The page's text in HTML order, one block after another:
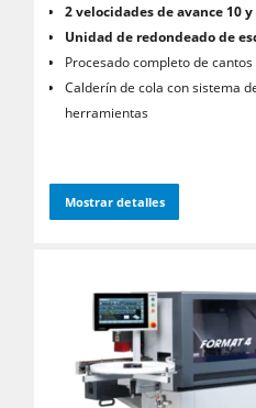
2 velocidades de avance 10
Unidad de redondeado de
Procesado completo de cantos
Calderín de cola con sistema
herramientas
Mostrar detalles